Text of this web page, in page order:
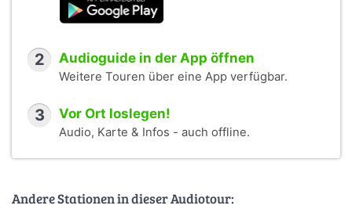
2 Audioguide in der App öffnen
Weitere Touren über eine App verfügbar.
3 Vor Ort loslegen!
Audio, Karte & Infos - auch offline.
Andere Stationen in dieser Audiotour: